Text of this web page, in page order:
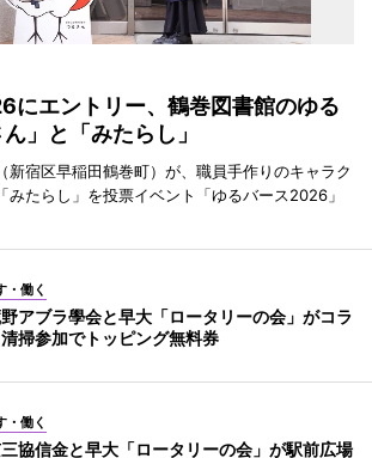
にエントリー、鶴巻図書館のゆる
」と「みたらし」
新宿区早稲田鶴巻町）が、職員手作りのキャラク
みたらし」を投票イベント「ゆるバース2026」
・働く
アブラ學会と早大「ロータリーの会」がコラ
掃参加でトッピング無料券
・働く
協信金と早大「ロータリーの会」が駅前広場